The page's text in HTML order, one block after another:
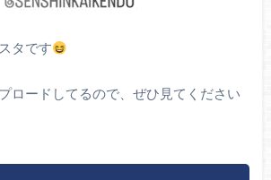
タです
ロードしてるので、ぜひ見てください